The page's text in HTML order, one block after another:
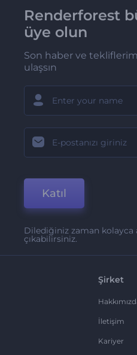
Renderforest
üye olun
Son haber ve
ulaşsın
Katıl
Dilediğiniz zaman kolayca
çıkabilirsiniz.
Şirket
İletişim
Kariyer